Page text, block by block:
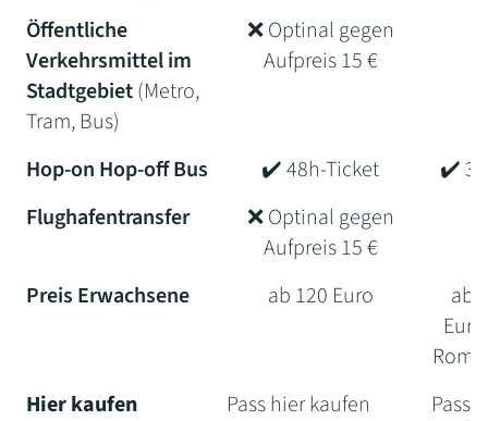
Öffentliche
Verkehrsmittel im
Stadtgebiet(Metro,
Tram, Bus)
❌ Optinal gegen
Aufpreis 15 €
Hop-on Hop-off Bus ✔️ 48h-Ticket
✔️ 3
Flughafentransfer
❌ Optinal gegen
Aufpreis 15 €
Preis Erwachsene ab 120 Euro
ab
Hier kaufen
Pass hier kaufen
Pass